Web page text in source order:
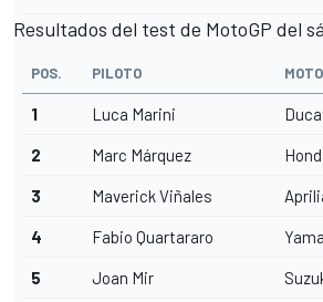
Resultados del test de MotoGP del
POS. PILOTO MOTO
1 Luca Marini
2 Marc Márquez
3 Maverick Viñales
4 Fabio Quartararo
5 Joan Mir